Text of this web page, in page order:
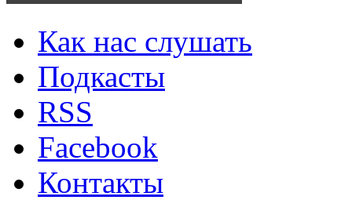
Как нас слушать
Подкасты
RSS
Facebook
Контакты